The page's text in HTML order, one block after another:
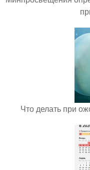
Что делать при